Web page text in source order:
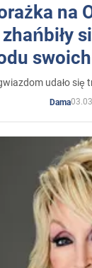
na
udało
Dama